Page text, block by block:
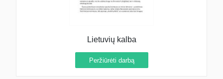
Lietuvių kalba
Peržiūrėti darbą